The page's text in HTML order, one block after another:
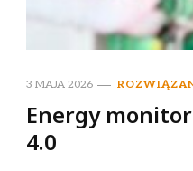
3 MAJA 2026
Energy
4.0